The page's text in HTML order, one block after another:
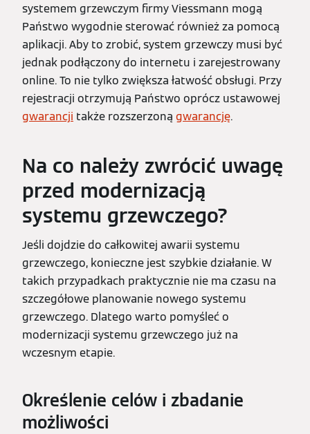
systemem grzewczym firmy Viessmann mogą
Państwo wygodnie sterować również za pomocą
aplikacji. Aby to zrobić, system grzewczy musi być
jednak podłączony do internetu i zarejestrowany
online. To nie tylko zwiększa łatwość obsługi. Przy
rejestracji otrzymują Państwo oprócz ustawowej
gwarancji także rozszerzoną gwarancję.
Na co należy zwrócić uwagę
przed modernizacją
systemu grzewczego?
Jeśli dojdzie do całkowitej awarii systemu
grzewczego, konieczne jest szybkie działanie. W
takich przypadkach praktycznie nie ma czasu na
szczegółowe planowanie nowego systemu
grzewczego. Dlatego warto pomyśleć o
modernizacji systemu grzewczego już na
wczesnym etapie.
Określenie celów i zbadanie
możliwości